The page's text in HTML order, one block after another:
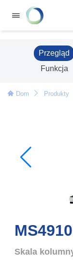
Przegląd
Funkcja
Dom Produkty
MS4910
Skala